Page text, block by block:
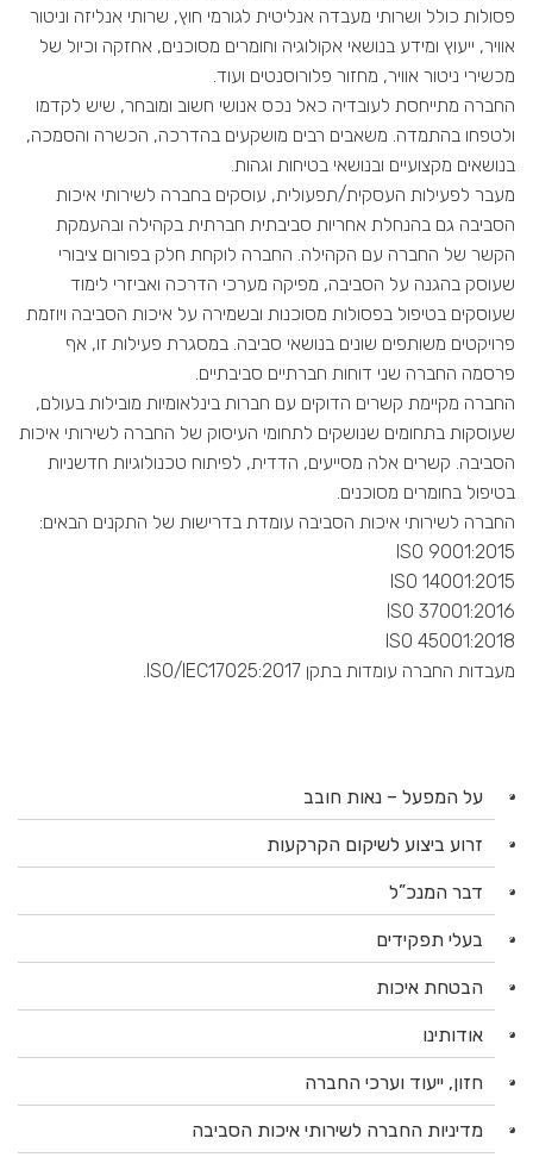
פסולות כולל ושרותי מעבדה אנליטית לגורמי חוץ, שרותי אנליזה וניטור
אוויר, ייעוץ ומידע בנושאי אקולוגיה וחומרים מסוכנים, אחזקה וכיול של
מכשירי ניטור אוויר, מחזור פלורוסנטים ועוד.
החברה מתייחסת לעובדיה כאל נכס אנושי חשוב ומובחר, שיש לקדמו
ולטפחו בהתמדה. משאבים רבים מושקעים בהדרכה, הכשרה והסמכה,
בנושאים מקצועיים ובנושאי בטיחות וגהות.
מעבר לפעילות העסקית/תפעולית, עוסקים בחברה לשירותי איכות
הסביבה גם בהנחלת אחריות סביבתית חברתית בקהילה ובהעמקת
הקשר של החברה עם הקהילה. החברה לוקחת חלק בפורום ציבורי
שעוסק בהגנה על הסביבה, מפיקה מערכי הדרכה ואביזרי לימוד
שעוסקים בטיפול בפסולות מסוכנות ובשמירה על איכות הסביבה ויוזמת
פרויקטים משותפים שונים בנושאי סביבה. במסגרת פעילות זו, אף
פרסמה החברה שני דוחות חברתיים סביבתיים.
החברה מקיימת קשרים הדוקים עם חברות בינלאומיות מובילות בעולם,
שעוסקות בתחומים שנושקים לתחומי העיסוק של החברה לשירותי איכות
הסביבה. קשרים אלה מסייעים, הדדית, לפיתוח טכנולוגיות חדשניות
בטיפול בחומרים מסוכנים.
החברה לשירותי איכות הסביבה עומדת בדרישות של התקנים הבאים:
ISO 9001:2015
ISO 14001:2015
ISO 37001:2016
ISO 45001:2018
מעבדות החברה עומדות בתקן ISO/IEC17025:2017.
על המפעל – נאות חובב
זרוע ביצוע לשיקום הקרקעות
דבר המנכ”ל
בעלי תפקידים
הבטחת איכות
אודותינו
חזון, ייעוד וערכי החברה
מדיניות החברה לשירותי איכות הסביבה